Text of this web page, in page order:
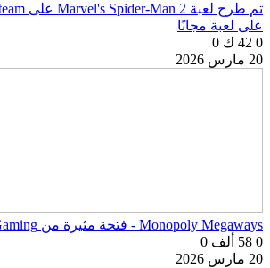
على لعبة مجانًا
0 42 ك
0
20 مارس 2026
Monopoly Megaways - فتحة مثيرة من Big Time Gaming
0 58 ألف
0
20 مارس 2026